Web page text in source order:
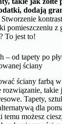
barw.
– aksamitne
– dynamika i
takie jak żółte
dodają
Stworzenie
pomieszczeniu z